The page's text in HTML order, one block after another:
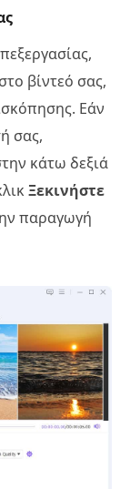
βίντεό σας,
Εάν
σας,
κάτω δεξιά
Ξεκινήστε
παραγωγή